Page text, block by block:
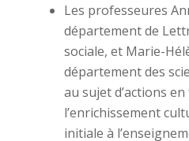
Les professeures
département de
sociale, et Marie-
département des
au sujet d’actions
l’enrichissement
initiale à